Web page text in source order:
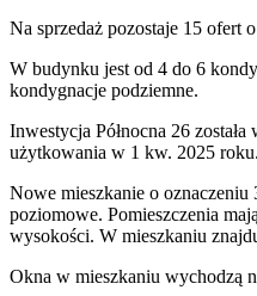
Na sprzedaż pozostaje 15 ofert
W budynku jest od 4 do 6
kondygnacje podziemne.
Inwestycja Północna 26
użytkowania w 1 kw. 2025 roku.
Nowe mieszkanie o oznaczeniu
poziomowe. Pomieszczenia mają
wysokości. W mieszkaniu
Okna w mieszkaniu wychodzą